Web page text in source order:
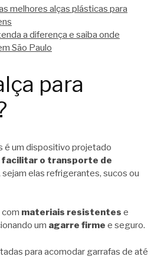
melhores alças plásticas para
a diferença e saiba onde
São Paulo
para
é um dispositivo projetado
facilitar o transporte de
elas refrigerantes, sucos ou
com materiais resistentes e
um agarre firme e seguro.
para acomodar garrafas de até